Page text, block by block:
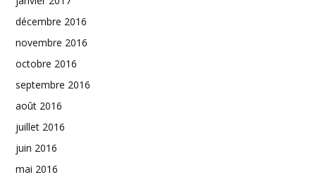
décembre 2016
novembre 2016
octobre 2016
septembre 2016
août 2016
juillet 2016
juin 2016
mai 2016